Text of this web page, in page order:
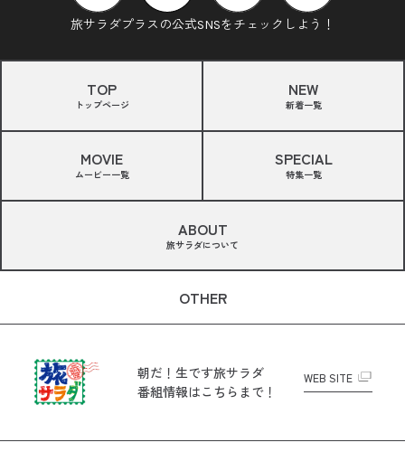
旅サラダプラスの公式SNSをチェックしよう！
TOP
トップページ
NEW
新着一覧
MOVIE
ムービー一覧
SPECIAL
特集一覧
ABOUT
旅サラダについて
OTHER
朝だ！生です旅サラダ
番組情報はこちらまで！
WEB SITE